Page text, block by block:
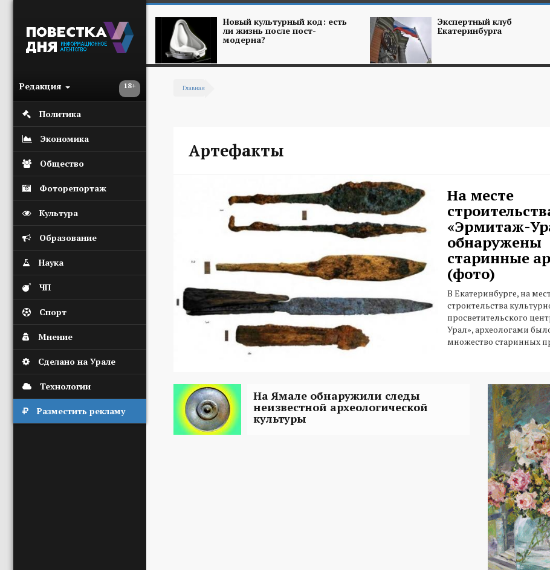
18+
Редакция
Политика
Экономика
Общество
Фоторепортаж
Культура
Образование
Наука
ЧП
Спорт
Мнение
Сделано на Урале
Технологии
Разместить рекламу
Новый культурный код: есть
ли жизнь после пост-
модерна?
Экспертный клуб
Екатеринбурга
Главная
Артефакты
На месте
«Эрмитаж-
обнаружены
старинные
(фото)
В Екатеринбурге, на
строительства
просветительского
Урал», археологами
множество старинных
На Ямале обнаружили следы
неизвестной археологической
культуры